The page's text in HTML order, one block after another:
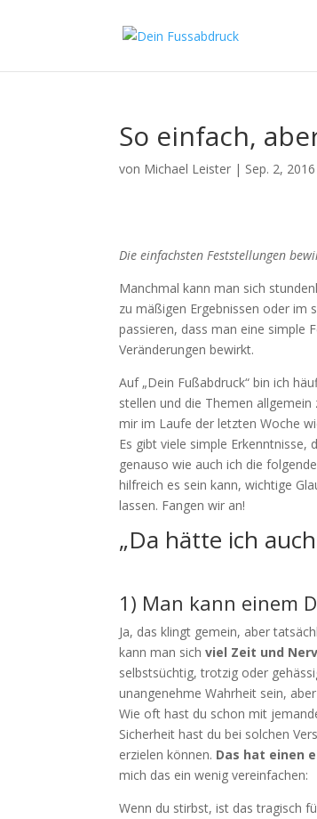
So einfach,
von Michael Leister | Sep. 2, 2016
Die einfachsten Feststellungen
Manchmal kann man sich
zu mäßigen Ergebnissen oder im
passieren, dass man eine simple
Veränderungen bewirkt.
Auf „Dein Fußabdruck“ bin ich
stellen und die Themen
mir im Laufe der letzten Woche
Es gibt viele simple
genauso wie auch ich die
hilfreich es sein kann, wichtige
lassen. Fangen wir an!
„Da hätte ich
1) Man kann einem
Ja, das klingt gemein, aber
kann man sichviel Zeit und
selbstsüchtig, trotzig oder
unangenehme Wahrheit sein,
Wie oft hast du schon mit
Sicherheit hast du bei solchen
erzielen können. Das hat einen
mich das ein wenig vereinfachen:
Wenn du stirbst, ist das tragisch